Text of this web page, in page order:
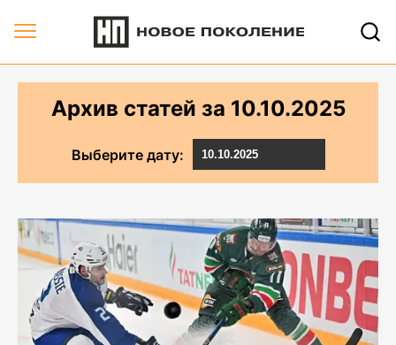
Архив статей за 10.10.2025
Выберите дату: